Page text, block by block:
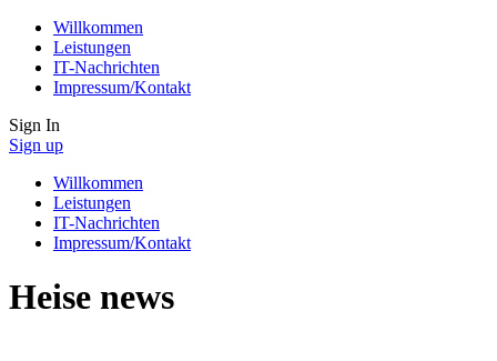
Willkommen
Leistungen
IT-Nachrichten
Impressum/Kontakt
Sign In
Sign up
Willkommen
Leistungen
IT-Nachrichten
Impressum/Kontakt
Heise news